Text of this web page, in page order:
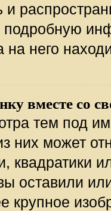
и
на него
вместе со
тем под
них может
квадратики
оставили
крупное